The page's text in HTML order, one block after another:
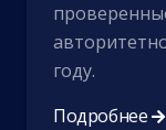
году.
Подробнее